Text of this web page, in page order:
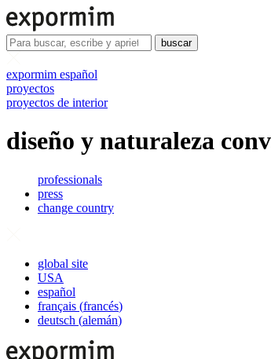
buscar
expormim español
proyectos
proyectos de interior
diseño y naturaleza
professionals
press
change country
global site
USA
español
français (francés)
deutsch (alemán)